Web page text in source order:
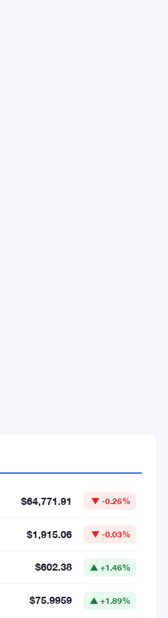
$64,771.91 ▼ -0.26%
$1,915.06 ▼ -0.03%
$602.38 ▲ +1.46%
$75.9959 ▲ +1.89%